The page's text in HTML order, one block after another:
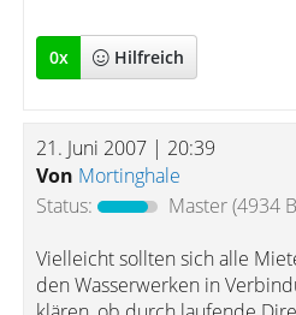
0x Hilfreich
21. Juni 2007 | 20:39
Von Mortinghale
Status:
Master(4934
Vielleicht sollten sich alle
den Wasserwerken in